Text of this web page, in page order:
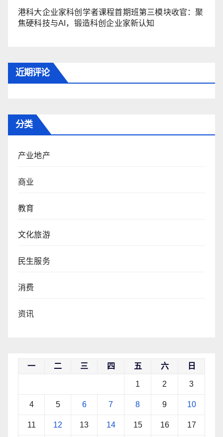
港科大企业家科创学者课程首期班第三模块收官：聚
焦硬科技与AI，锻造科创企业家新认知
近期评论
分类
产业地产
商业
教育
文化旅游
民生服务
消费
资讯
一 二 三 四 五 六 日
1 2 3
4 5 6 7 8 9 10
11 12 13 14 15 16 17